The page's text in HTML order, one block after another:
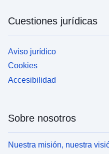
Cuestiones jurídicas
Aviso jurídico
Cookies
Accesibilidad
Sobre nosotros
Nuestra misión, nuestra